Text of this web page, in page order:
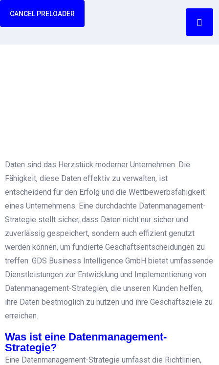
CANCEL PRELOADER
Daten sind das Herzstück moderner Unternehmen. Die
Fähigkeit, diese Daten effektiv zu verwalten, ist
entscheidend für den Erfolg und die Wettbewerbsfähigkeit
eines Unternehmens. Eine durchdachte Datenmanagement-
Strategie stellt sicher, dass Daten nicht nur sicher und
zuverlässig gespeichert, sondern auch effizient genutzt
werden können, um fundierte Geschäftsentscheidungen zu
treffen. GDS Business Intelligence GmbH bietet umfassende
Dienstleistungen zur Entwicklung und Implementierung von
Datenmanagement-Strategien, die unseren Kunden helfen,
ihre Daten bestmöglich zu nutzen und ihre Geschäftsziele zu
erreichen.
Was ist eine Datenmanagement-
Strategie?
Eine Datenmanagement-Strategie umfasst die Richtlinien,